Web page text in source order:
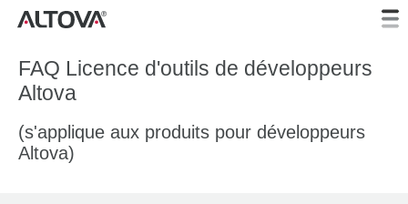
FAQ Licence d'outils de développeurs
Altova
(s'applique aux produits pour développeurs
Altova)